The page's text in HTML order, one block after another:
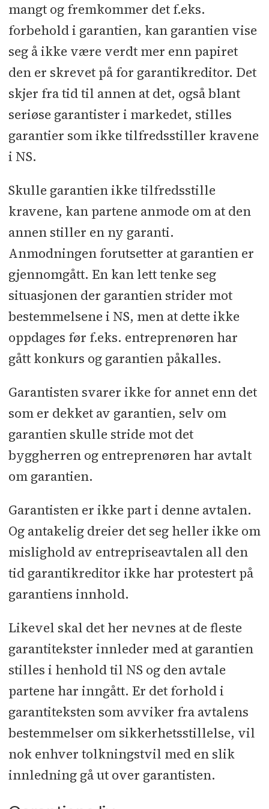
mangt og fremkommer det f.eks.
forbehold i garantien, kan garantien vise
seg å ikke være verdt mer enn papiret
den er skrevet på for garantikreditor. Det
skjer fra tid til annen at det, også blant
seriøse garantister i markedet, stilles
garantier som ikke tilfredsstiller kravene
i NS.
Skulle garantien ikke tilfredsstille
kravene, kan partene anmode om at den
annen stiller en ny garanti.
Anmodningen forutsetter at garantien er
gjennomgått. En kan lett tenke seg
situasjonen der garantien strider mot
bestemmelsene i NS, men at dette ikke
oppdages før f.eks. entreprenøren har
gått konkurs og garantien påkalles.
Garantisten svarer ikke for annet enn det
som er dekket av garantien, selv om
garantien skulle stride mot det
byggherren og entreprenøren har avtalt
om garantien.
Garantisten er ikke part i denne avtalen.
Og antakelig dreier det seg heller ikke om
mislighold av entrepriseavtalen all den
tid garantikreditor ikke har protestert på
garantiens innhold.
Likevel skal det her nevnes at de fleste
garantitekster innleder med at garantien
stilles i henhold til NS og den avtale
partene har inngått. Er det forhold i
garantiteksten som avviker fra avtalens
bestemmelser om sikkerhetsstillelse, vil
nok enhver tolkningstvil med en slik
innledning gå ut over garantisten.